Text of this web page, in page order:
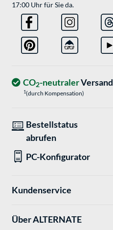
17:00 Uhr für Sie da.
CO2-neutralerVersand
1(durch Kompensation)
Bestellstatus
abrufen
PC-Konfigurator
Kundenservice
Über ALTERNATE